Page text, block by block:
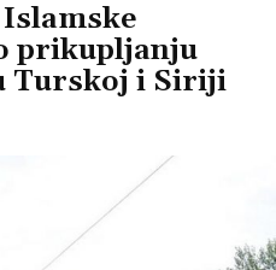
prikupljanju
Turskoj i Siriji